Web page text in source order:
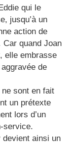
qui le
jusqu’à un
action de
quand Joan
elle embrasse
de
sont en fait
un prétexte
lors d’un
service.
devient ainsi un